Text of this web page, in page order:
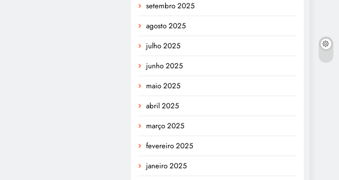
setembro 2025
agosto 2025
julho 2025
junho 2025
maio 2025
abril 2025
março 2025
fevereiro 2025
janeiro 2025